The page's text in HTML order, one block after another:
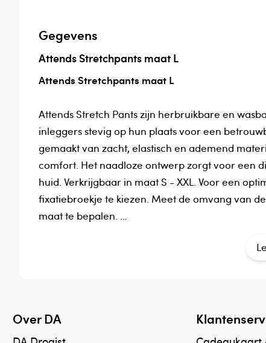
Gegevens
Attends Stretchpants maat L
Attends Stretchpants maat L
Attends Stretch Pants zijn herbruikbare en
inleggers stevig op hun plaats voor een
gemaakt van zacht, elastisch en ademend
comfort. Het naadloze ontwerp zorgt voor een
huid. Verkrijgbaar in maat S - XXL. Voor een
fixatiebroekje te kiezen. Meet de omvang van
maat te bepalen.
- Zacht elastisch en ademend materiaal voor
Oeko-Tex Standaard 100 gecertificeerd als
- Kleurcodering aan de buitenzijde van de
Over DA